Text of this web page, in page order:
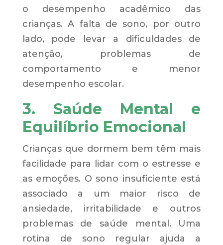
o desempenho acadêmico das
crianças. A falta de sono, por outro
lado, pode levar a dificuldades de
atenção, problemas de
comportamento e menor
desempenho escolar.
3. Saúde Mental e
Equilíbrio Emocional
Crianças que dormem bem têm mais
facilidade para lidar com o estresse e
as emoções. O sono insuficiente está
associado a um maior risco de
ansiedade, irritabilidade e outros
problemas de saúde mental. Uma
rotina de sono regular ajuda a